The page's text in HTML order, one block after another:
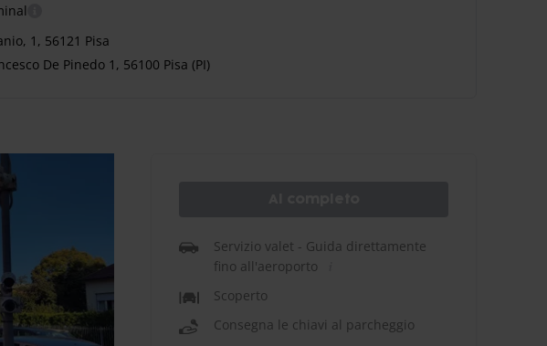
1, 56121 Pisa
De Pinedo 1, 56100 Pisa (PI)
Servizio valet - Guida direttamente
fino all'aeroporto
Scoperto
Consegna le chiavi al parcheggio